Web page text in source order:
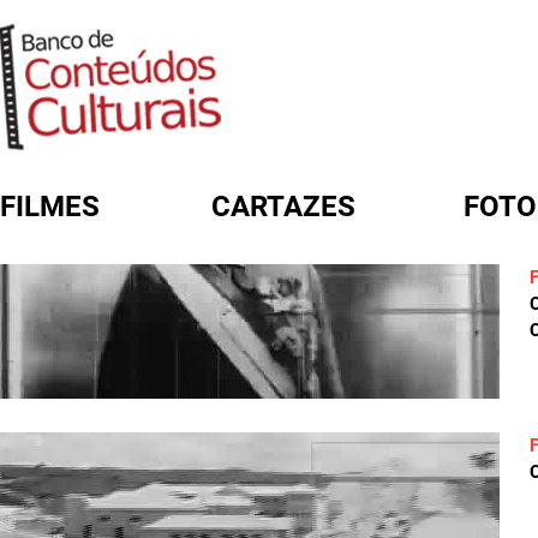
FILMES CARTAZES
FORMULÁRIO DE BUSCA